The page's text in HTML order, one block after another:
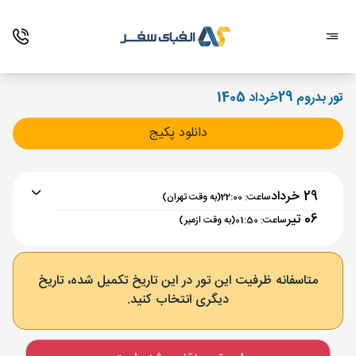
تور بدروم 29خرداد 1405
دانلود پکیج
29 خرداد ساعت: 22:00 (به وقت تهران)
06 تیر ساعت: 01:50 (به وقت ازمیر)
برنامه رفت :
فرودگاه بین‌المللی امام خمینی IKA
ازمیر , عدنان مندرس ADB
متاسفانه ظرفیت این تور در این تاریخ تکمیل شده، تاریخ
دیگری انتخاب کنید.